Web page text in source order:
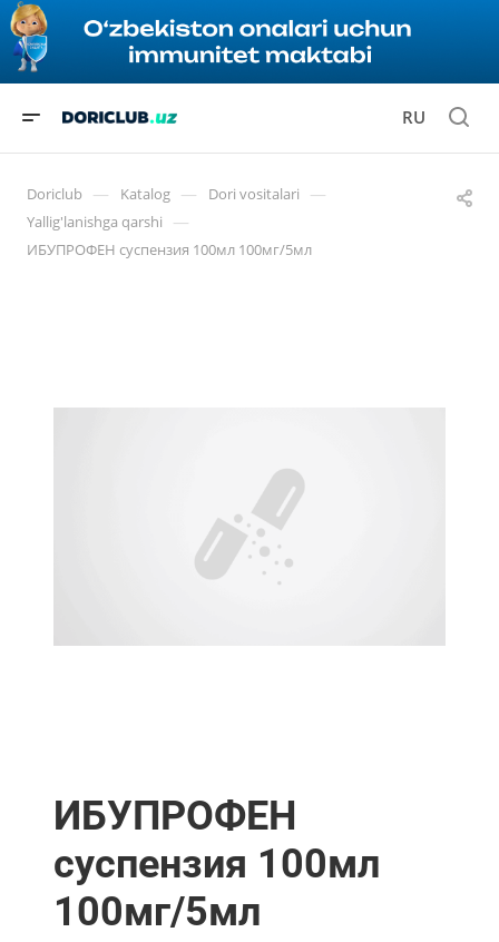
RU
Doriclub — Katalog — Dori vositalari —
Yallig'lanishga qarshi —
ИБУПРОФЕН суспензия 100мл 100мг/5мл
ИБУПРОФЕН
суспензия 100мл
100мг/5мл